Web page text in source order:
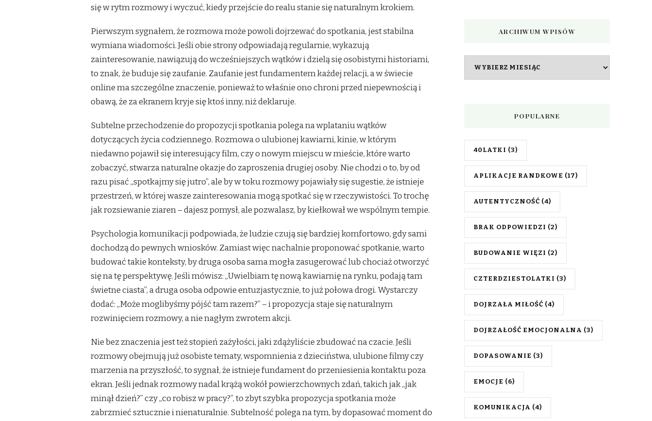
się w rytm rozmowy i wyczuć, kiedy przejście do realu stanie się naturalnym krokiem.
Pierwszym sygnałem, że rozmowa może powoli dojrzewać do spotkania, jest stabilna
wymiana wiadomości. Jeśli obie strony odpowiadają regularnie, wykazują
zainteresowanie, nawiązują do wcześniejszych wątków i dzielą się osobistymi historiami,
to znak, że buduje się zaufanie. Zaufanie jest fundamentem każdej relacji, a w świecie
online ma szczególne znaczenie, ponieważ to właśnie ono chroni przed niepewnością i
obawą, że za ekranem kryje się ktoś inny, niż deklaruje.
Subtelne przechodzenie do propozycji spotkania polega na wplataniu wątków
dotyczących życia codziennego. Rozmowa o ulubionej kawiarni, kinie, w którym
niedawno pojawił się interesujący film, czy o nowym miejscu w mieście, które warto
zobaczyć, stwarza naturalne okazje do zaproszenia drugiej osoby. Nie chodzi o to, by od
razu pisać „spotkajmy się jutro”, ale by w toku rozmowy pojawiały się sugestie, że istnieje
przestrzeń, w której wasze zainteresowania mogą spotkać się w rzeczywistości. To trochę
jak rozsiewanie ziaren – dajesz pomysł, ale pozwalasz, by kiełkował we wspólnym tempie.
Psychologia komunikacji podpowiada, że ludzie czują się bardziej komfortowo, gdy sami
dochodzą do pewnych wniosków. Zamiast więc nachalnie proponować spotkanie, warto
budować takie konteksty, by druga osoba sama mogła zasugerować lub chociaż otworzyć
się na tę perspektywę. Jeśli mówisz: „Uwielbiam tę nową kawiarnię na rynku, podają tam
świetne ciasta”, a druga osoba odpowie entuzjastycznie, to już połowa drogi. Wystarczy
dodać: „Może moglibyśmy pójść tam razem?” – i propozycja staje się naturalnym
rozwinięciem rozmowy, a nie nagłym zwrotem akcji.
Nie bez znaczenia jest też stopień zażyłości, jaki zdążyliście zbudować na czacie. Jeśli
rozmowy obejmują już osobiste tematy, wspomnienia z dzieciństwa, ulubione filmy czy
marzenia na przyszłość, to sygnał, że istnieje fundament do przeniesienia kontaktu poza
ekran. Jeśli jednak rozmowy nadal krążą wokół powierzchownych zdań, takich jak „jak
minął dzień?” czy „co robisz w pracy?”, to zbyt szybka propozycja spotkania może
zabrzmieć sztucznie i nienaturalnie. Subtelność polega na tym, by dopasować moment do
ARCHIWUM WPISÓW
POPULARNE
40LATKI (3)
APLIKACJE RANDKOWE (17)
AUTENTYCZNOŚĆ (4)
BRAK ODPOWIEDZI (2)
BUDOWANIE WIĘZI (2)
CZTERDZIESTOLATKI (3)
DOJRZAŁA MIŁOŚĆ (4)
DOJRZAŁOŚĆ EMOCJONALNA (3)
DOPASOWANIE (3)
EMOCJE (6)
KOMUNIKACJA (4)